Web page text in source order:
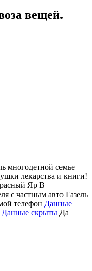
вещей.
многодетной семье
лекарства и книги!
Яр В
с частным авто Газель
телефон Данные
Данные скрыты Да